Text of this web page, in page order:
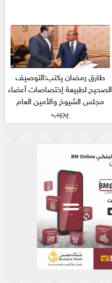
طارق رمضان يكتب:التوصيف
الصحيح لطبيعة إختصاصات أعضاء
مجلس الشيوخ والأمين العام
يجيب